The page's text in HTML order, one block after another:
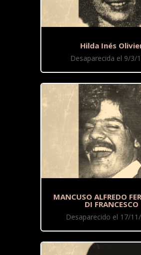
Hilda Inés
Desaparecida el 9/3/
MANCUSO ALFREDO
DI FRANCESCO
Desaparecido el 17/